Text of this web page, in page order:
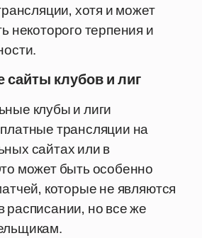
хотя и может
некоторого терпения и
клубов и лиг
клубы и лиги
трансляции на
сайтах или в
может быть особенно
которые не являются
расписании, но все же